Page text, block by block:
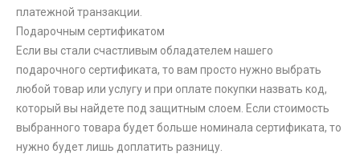
платежной транзакции.
Подарочным сертификатом
Если вы стали счастливым обладателем нашего
подарочного сертификата, то вам просто нужно выбрать
любой товар или услугу и при оплате покупки назвать код,
который вы найдете под защитным слоем. Если стоимость
выбранного товара будет больше номинала сертификата, то
нужно будет лишь доплатить разницу.